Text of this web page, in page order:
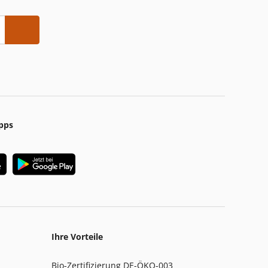
Ihre Vorteile
Bio-Zertifizierung DE-ÖKO-003